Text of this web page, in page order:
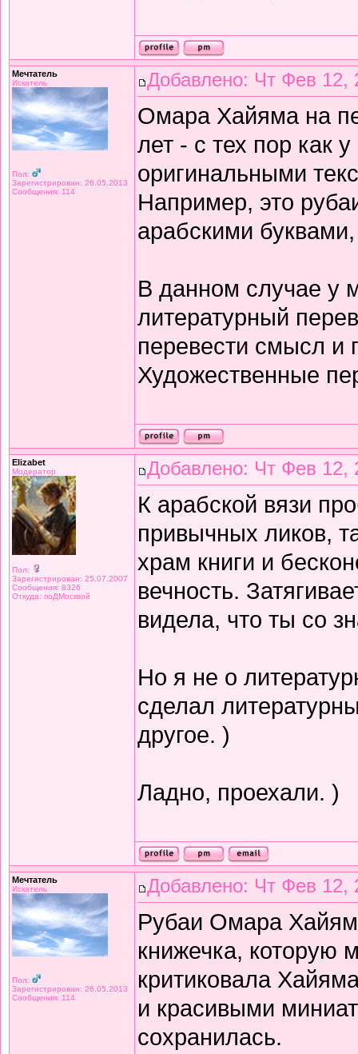
Мечтатель
Искатель
Пол:
Зарегистрирован: 26.05.2013
Сообщения: 114
Добавлено: Чт Фев 12,
Омара Хайяма на
лет - с тех пор как
оригинальными
Например, это
арабскими
В данном случае у
литературный
перевести смысл и
Художественные
Elizabet
Модератор
Пол:
Зарегистрирован: 25.07.2007
Сообщения: 8326
Откуда: поДМосквой
Добавлено: Чт Фев 12,
К арабской вязи
привычных ликов,
храм книги и
вечность.
видела, что ты со
Но я не о
сделал
другое. )
Ладно, проехали. )
Мечтатель
Искатель
Пол:
Зарегистрирован: 26.05.2013
Сообщения: 114
Добавлено: Чт Фев 12,
Рубаи Омара
книжечка, которую
критиковала
и красивыми
сохранилась.